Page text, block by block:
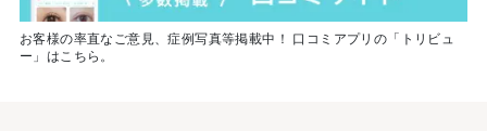
お客様の率直なご意見、症例写真等掲載中！ 口コミアプリの「トリビュ
ー」はこちら。